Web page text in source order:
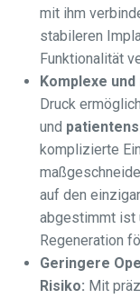
mit ihm
stabileren
Funktionalität
Komplexe
Druck
und
komplizierte
auf den
abgestimmt ist
Regeneration
Geringere
Risiko: Mit